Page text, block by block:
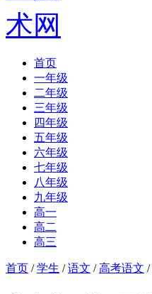
首页
一年级
二年级
三年级
四年级
五年级
六年级
七年级
八年级
九年级
高一
高二
高三
首页 /学生 /语文 /高考语文 /